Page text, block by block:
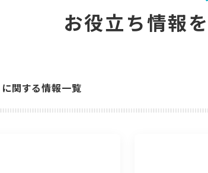
お役立ち情報
に関する情報一覧